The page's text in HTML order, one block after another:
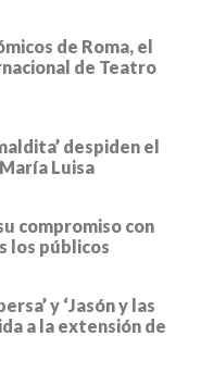
de Roma, el
de Teatro
despiden el
Luisa
compromiso con
los públicos
y ‘Jasón y las
a la extensión de